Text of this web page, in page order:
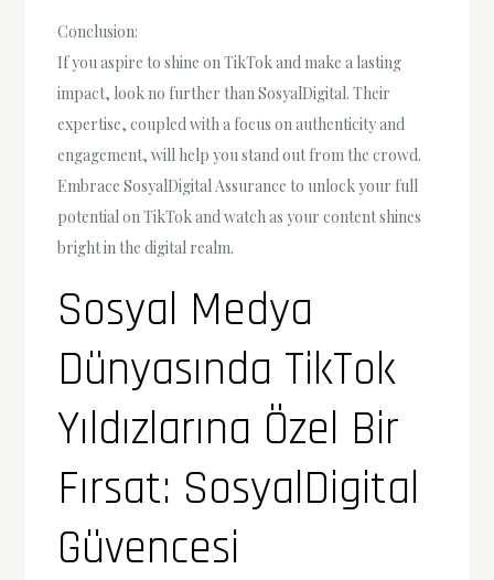
Conclusion:
If you aspire to shine on TikTok and make a lasting
impact, look no further than SosyalDigital. Their
expertise, coupled with a focus on authenticity and
engagement, will help you stand out from the crowd.
Embrace SosyalDigital Assurance to unlock your full
potential on TikTok and watch as your content shines
bright in the digital realm.
Sosyal Medya
Dünyasında TikTok
Yıldızlarına Özel Bir
Fırsat: SosyalDigital
Güvencesi